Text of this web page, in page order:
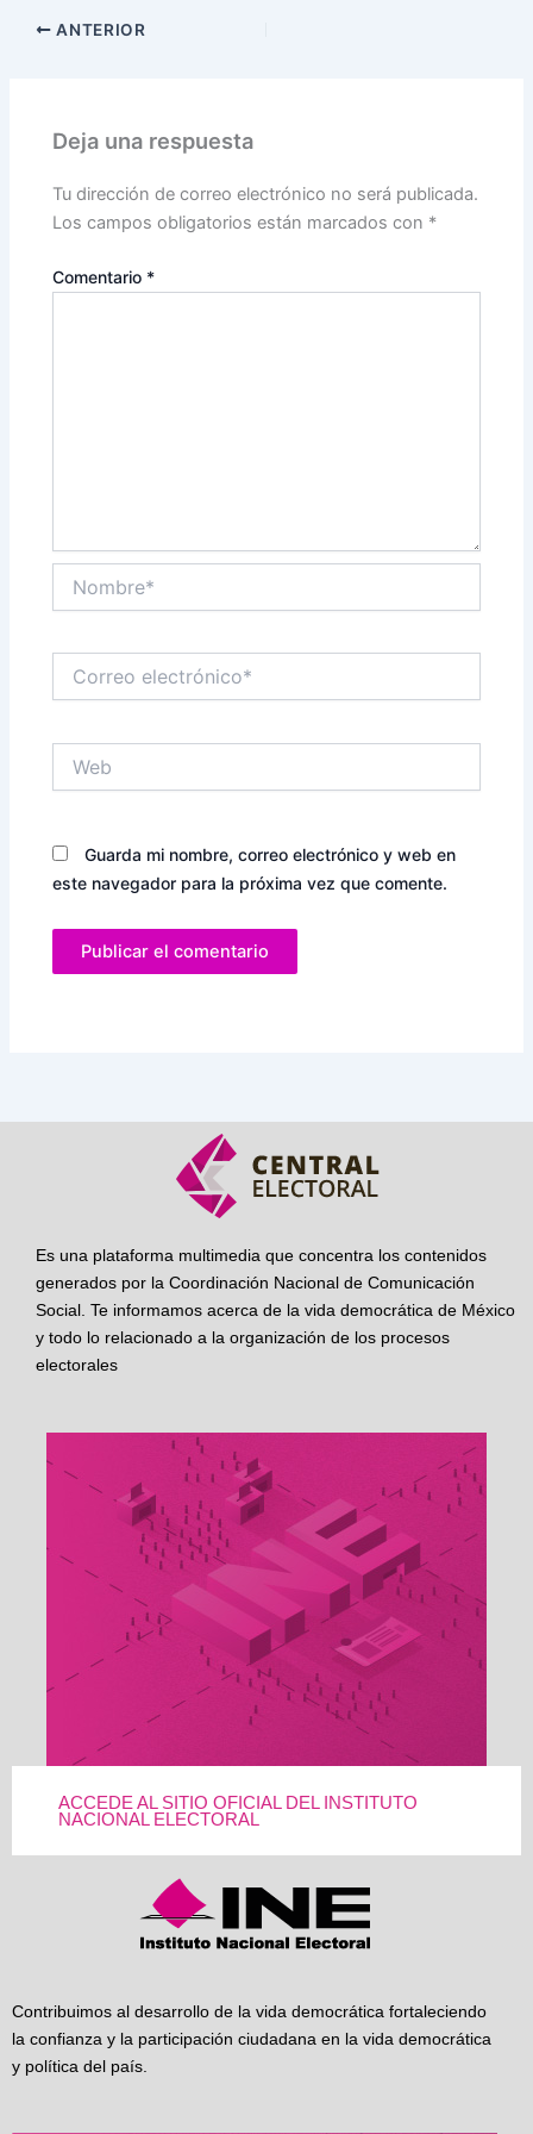
ANTERIOR
Deja una respuesta
Tu dirección de correo electrónico no será publicada.
Los campos obligatorios están marcados con *
Comentario *
electrónico*
Guarda mi nombre, correo electrónico y web en
este navegador para la próxima vez que comente.
Es una plataforma multimedia que concentra los contenidos
generados por la Coordinación Nacional de Comunicación
Social. Te informamos acerca de la vida democrática de México
y todo lo relacionado a la organización de los procesos
electorales
ACCEDE AL SITIO OFICIAL DEL INSTITUTO
NACIONAL ELECTORAL
Contribuimos al desarrollo de la vida democrática fortaleciendo
la confianza y la participación ciudadana en la vida democrática
y política del país.